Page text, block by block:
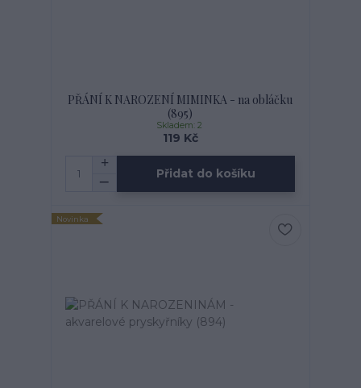
PŘÁNÍ K NAROZENÍ MIMINKA - na obláčku
(895)
119 Kč
Skladem: 2
Přidat do košíku
Novinka